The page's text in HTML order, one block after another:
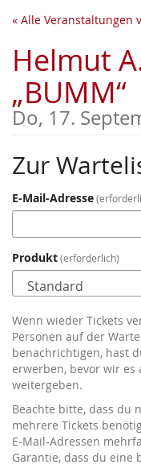
Zum
Inhalt
springen
« Alle Veranstaltungen
Helmut
„BUMM“
Do, 17.
Zur
E-Mail-Adresse
Produkt erforderlich
Wenn wieder Tickets
Personen auf der
benachrichtigen, hast
erwerben, bevor wir es
weitergeben.
Beachte bitte, dass du
mehrere Tickets
E-Mail-Adressen
Garantie, dass du eine